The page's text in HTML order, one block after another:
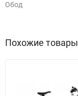
Обод
Похожие товары